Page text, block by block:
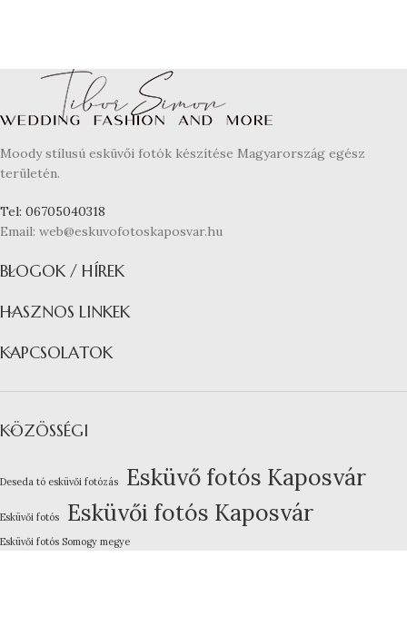
Moody stílusú esküvői fotók készítése Magyarország egész
területén.
Tel: 06705040318
Email: web@eskuvofotoskaposvar.hu
BLOGOK / HÍREK
HASZNOS LINKEK
KAPCSOLATOK
KÖZÖSSÉGI
Deseda tó esküvői fotózás Esküvő fotós Kaposvár
Esküvői fotós Esküvői fotós Kaposvár
Esküvői fotós Somogy megye